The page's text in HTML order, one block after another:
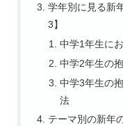
学年別に見る新
3】
中学1年生に
中学2年生の
中学3年生の
法
テーマ別の新年